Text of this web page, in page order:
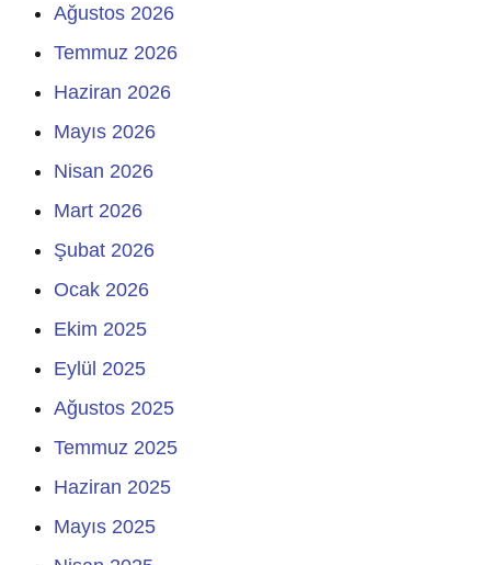
Ağustos 2026
Temmuz 2026
Haziran 2026
Mayıs 2026
Nisan 2026
Mart 2026
Şubat 2026
Ocak 2026
Ekim 2025
Eylül 2025
Ağustos 2025
Temmuz 2025
Haziran 2025
Mayıs 2025